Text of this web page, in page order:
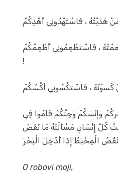
، فَاسْتَطْعِمُونِي أُطْعِمْكُمْ
!
وَإِنْسَكُمْ وَجِنَّكُمْ قَامُوا فِي
كُلَّ إِنْسَانٍ مَسْأَلَتَهُ مَا نَقَصَ
O robovi moji,